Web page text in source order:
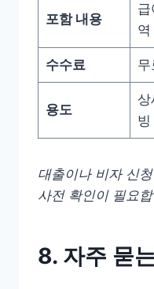
포함 내용
급
역
수수료 무
용도
빙
대출이나 비자 신
사전 확인이 필요
8. 자주 묻